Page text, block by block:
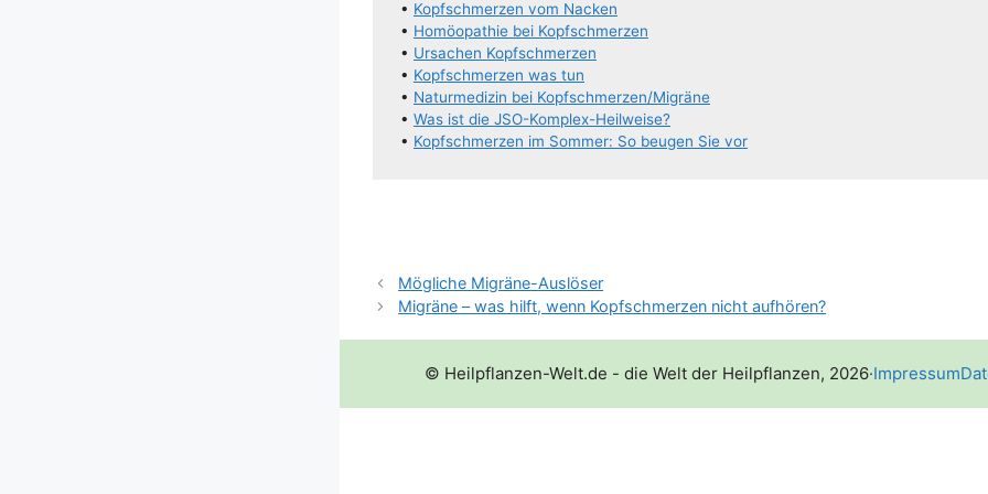
• Kopf­schmer­zen vom Nacken
• Homöo­pa­thie bei Kopfschmerzen
• Ursa­chen Kopfschmerzen
• Kopf­schmer­zen was tun
• Natur­me­di­zin bei Kopfschmerzen/​​Migräne
• Was ist die JSO-Komplex-Heilweise?
• Kopf­schmer­zen im Som­mer: So beu­gen Sie vor
Mögliche Migräne-Auslöser
Migräne – was hilft, wenn Kopfschmerzen nicht aufhören?
© Heilpflanzen-Welt.de - die Welt der Heilpflanzen, 2026·Impressum